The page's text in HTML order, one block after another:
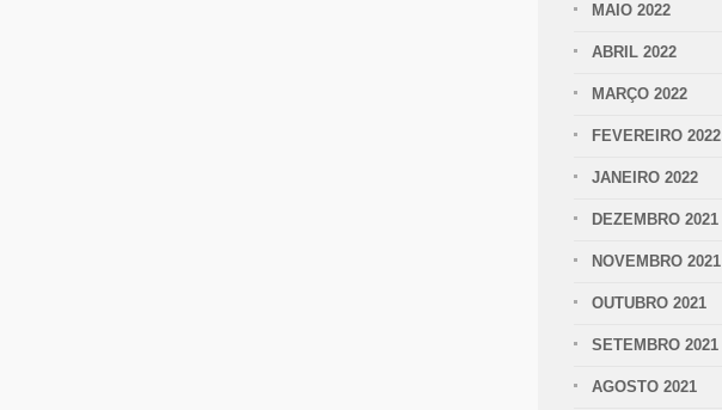
MAIO 2022
ABRIL 2022
MARÇO 2022
FEVEREIRO 2022
JANEIRO 2022
DEZEMBRO 2021
NOVEMBRO 2021
OUTUBRO 2021
SETEMBRO 2021
AGOSTO 2021